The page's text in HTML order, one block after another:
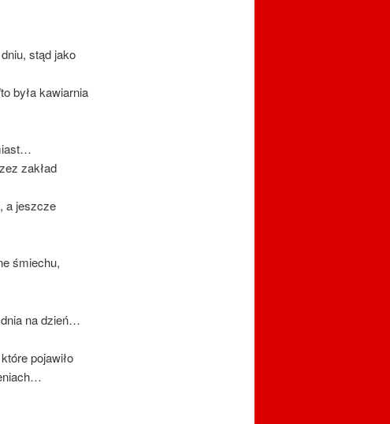
stąd jako
była kawiarnia
zakład
a jeszcze
śmiechu,
na dzień…
pojawiło